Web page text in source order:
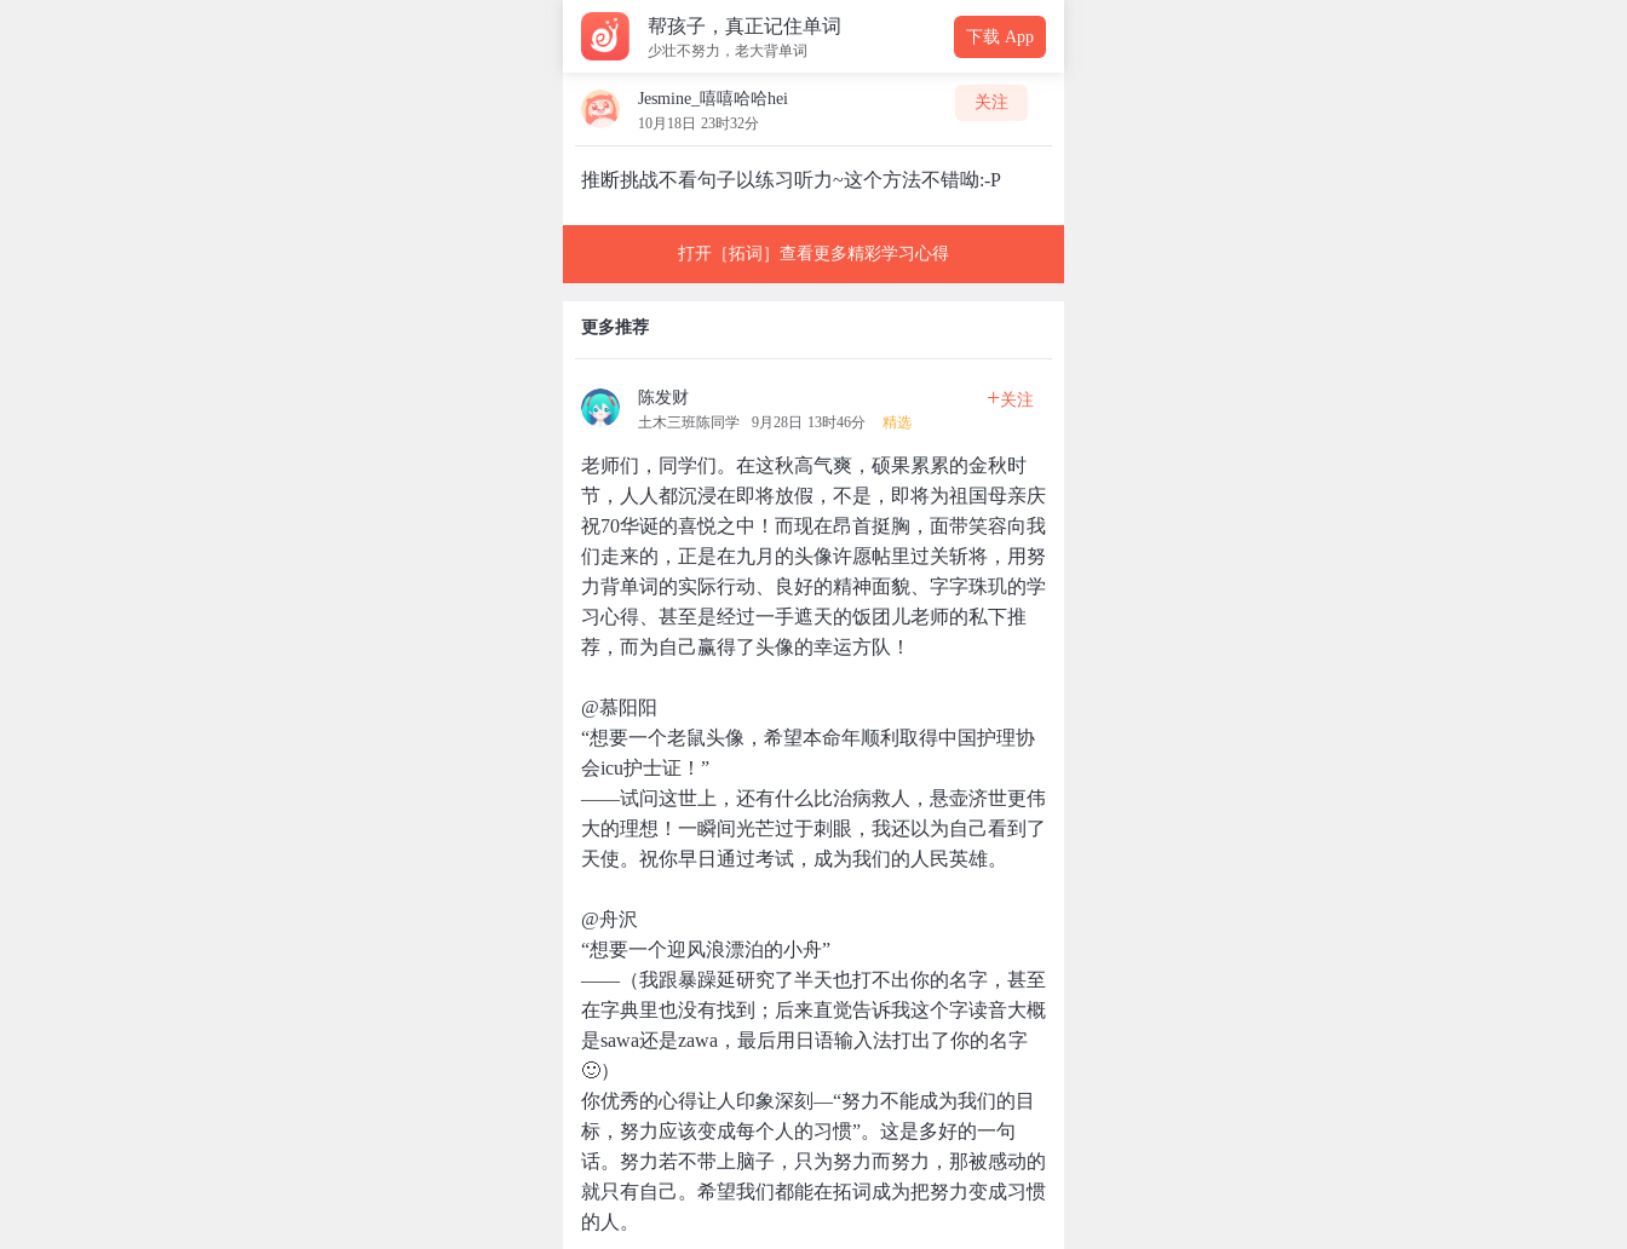
帮孩子，真正记住单词
少壮不努力，老大背单词
下载 App
Jesmine_嘻嘻哈哈hei
10月18日 23时32分
关注
推断挑战不看句子以练习听力~这个方法不错呦:-P
打开［拓词］查看更多精彩学习心得
更多推荐
陈发财
土木三班陈同学 9月28日 13时46分 精选
+关注
老师们，同学们。在这秋高气爽，硕果累累的金秋时
节，人人都沉浸在即将放假，不是，即将为祖国母亲庆
祝70华诞的喜悦之中！而现在昂首挺胸，面带笑容向我
们走来的，正是在九月的头像许愿帖里过关斩将，用努
力背单词的实际行动、良好的精神面貌、字字珠玑的学
习心得、甚至是经过一手遮天的饭团儿老师的私下推
荐，而为自己赢得了头像的幸运方队！
@慕阳阳
“想要一个老鼠头像，希望本命年顺利取得中国护理协
会icu护士证！”
——试问这世上，还有什么比治病救人，悬壶济世更伟
大的理想！一瞬间光芒过于刺眼，我还以为自己看到了
天使。祝你早日通过考试，成为我们的人民英雄。
@舟沢
“想要一个迎风浪漂泊的小舟”
——（我跟暴躁延研究了半天也打不出你的名字，甚至
在字典里也没有找到；后来直觉告诉我这个字读音大概
是sawa还是zawa，最后用日语输入法打出了你的名字
🙂）
你优秀的心得让人印象深刻—“努力不能成为我们的目
标，努力应该变成每个人的习惯”。这是多好的一句
话。努力若不带上脑子，只为努力而努力，那被感动的
就只有自己。希望我们都能在拓词成为把努力变成习惯
的人。